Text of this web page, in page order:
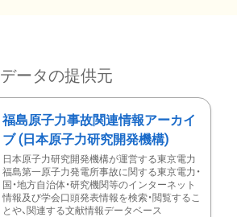
データの提供元
福島原子力事故関連情報アーカイ
ブ (日本原子力研究開発機構)
日本原子力研究開発機構が運営する東京電力
福島第一原子力発電所事故に関する東京電力・
国・地方自治体・研究機関等のインターネット
情報及び学会口頭発表情報を検索・閲覧するこ
とや、関連する文献情報データベース